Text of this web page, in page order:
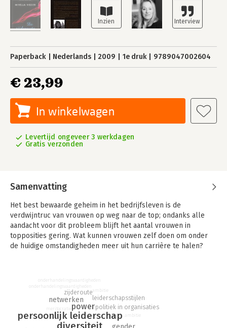
Paperback Nederlands 2009 1e druk 9789047002604
€ 23,99
In winkelwagen
Levertijd ongeveer 3 werkdagen
Gratis verzonden
Samenvatting
Het best bewaarde geheim in het bedrijfsleven is de
verdwijntruc van vrouwen op weg naar de top; ondanks alle
aandacht voor dit probleem blijft het aantal vrouwen in
topposities gering. Wat kunnen vrouwen zelf doen om onder
de huidige omstandigheden meer uit hun carrière te halen?
onderwerp 'Vrouwen en leiderschap'. Aan de hand van
praktijkcases worden situaties geanalyseerd en strategieën
aangereikt. Visser beantwoordt onder meer de volgende
vragen:
- Waarom krijg ik die promotie niet terwijl ik de beste
persoonlijk leiderschap
power
netwerken
zijderoute
politiek in organisaties
leiderschapsstijlen
meritocratie
ambitie
onderhandelingsvaardigheden
ambitie
onderhandelingsvaardigheden